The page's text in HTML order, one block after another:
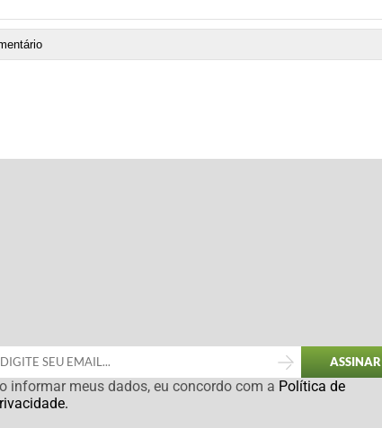
ASSINAR
informar meus dados, eu concordo com a Política de